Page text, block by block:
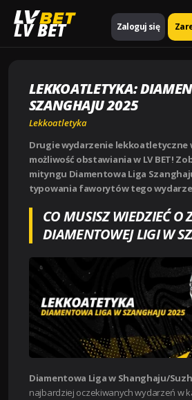
LV BET Zaloguj się
Strona główna
Lekkoatletyka
LEKKOATLETYKA: DIAMENTOWA LIGA W
LEKKOATLETYKA:
SZANGHAJU 2025
Lekkoatletyka
Drugie wydarzenie lekkoatletyczne
możliwość obstawiania w LV BET!
mityngu Diamentowa Liga
typowania faworytów tego
CO MUSISZ WIEDZIEĆ O
DIAMENTOWEJ LIGI W
Diamentowa Liga w Shanghaju/
najbardziej oczekiwanych wydarzeń w